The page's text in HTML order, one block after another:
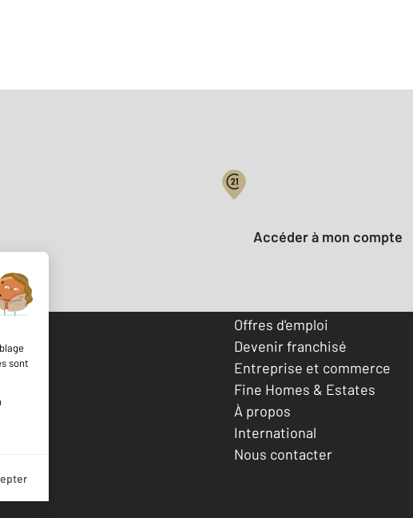
Votre compte :
Accéder à mon compte
Offres d'emploi
Devenir franchisé
Entreprise et commerce
Fine Homes & Estates
À propos
International
Nous contacter